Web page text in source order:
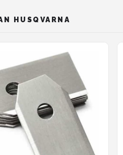
HUSQVARNA